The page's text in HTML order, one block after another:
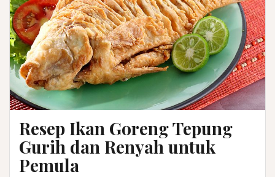
Resep Ikan Goreng Tepung
Gurih dan Renyah untuk
Pemula